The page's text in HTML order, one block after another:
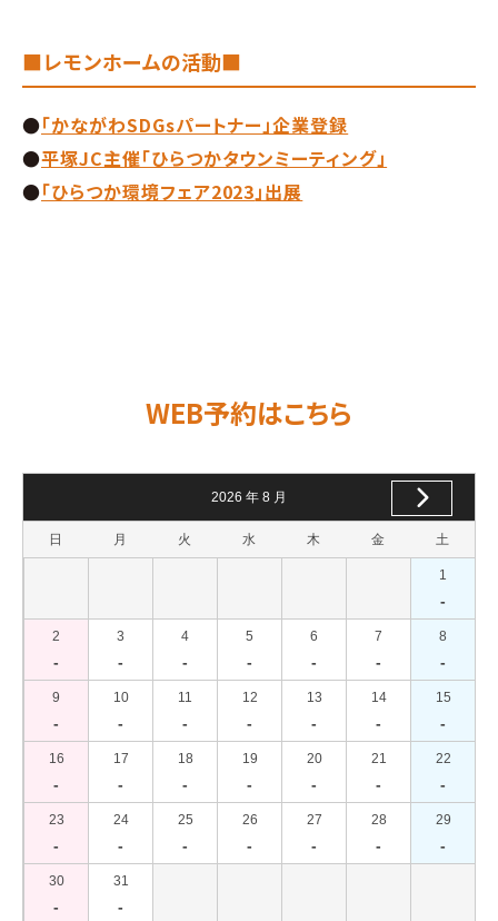
■レモンホームの活動■
●「かながわSDGsパートナー」企業登録
●平塚JC主催「ひらつかタウンミーティング」
●「ひらつか環境フェア2023」出展
WEB予約はこちら